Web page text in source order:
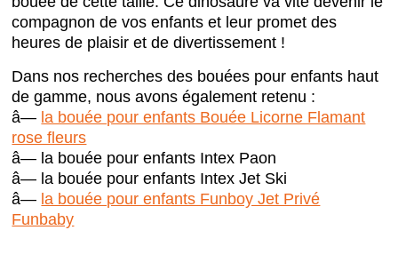
compagnon de vos enfants et leur promet des
heures de plaisir et de divertissement !
Dans nos recherches des bouées pour enfants haut
de gamme, nous avons également retenu :
â— la bouée pour enfants Bouée Licorne Flamant
rose fleurs
â— la bouée pour enfants Intex Paon
â— la bouée pour enfants Intex Jet Ski
â— la bouée pour enfants Funboy Jet Privé
Funbaby